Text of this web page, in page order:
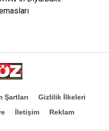
Şartları
Gizlilik İlkeleri
İletişim Reklam